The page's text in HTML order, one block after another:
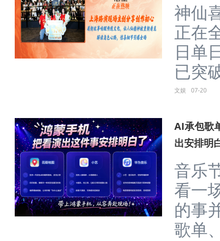
神仙
正在
日单
已突
文娱 07-20
AI承包歌
出安排明
音乐
看一
的事
歌单